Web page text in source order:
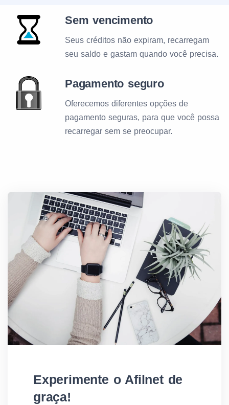
Sem vencimento
Seus créditos não expiram, recarregam
seu saldo e gastam quando você precisa.
Pagamento seguro
Oferecemos diferentes opções de
pagamento seguras, para que você possa
recarregar sem se preocupar.
Experimente o Afilnet de
graça!